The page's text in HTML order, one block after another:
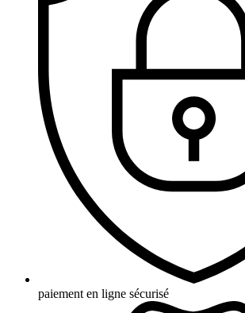
paiement en ligne sécurisé